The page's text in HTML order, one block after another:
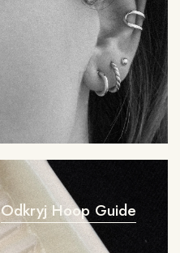
Odkryj Hoop Guide